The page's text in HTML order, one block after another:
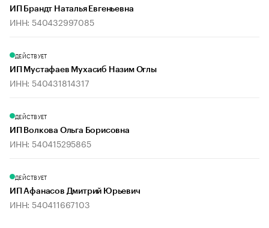
ИП Брандт Наталья Евгеньевна
ИНН: 540432997085
ДЕЙСТВУЕТ
ИП Мустафаев Мухасиб Назим Оглы
ИНН: 540431814317
ДЕЙСТВУЕТ
ИП Волкова Ольга Борисовна
ИНН: 540415295865
ДЕЙСТВУЕТ
ИП Афанасов Дмитрий Юрьевич
ИНН: 540411667103